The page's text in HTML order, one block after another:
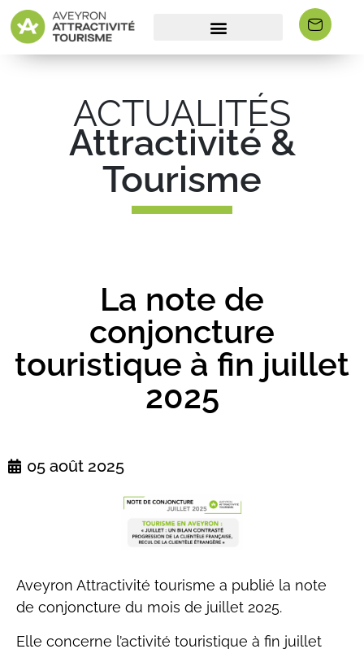
ACTUALITÉS
Attractivité &
Tourisme
La note de
conjoncture
touristique à fin juillet
2025
05 août 2025
Aveyron Attractivité tourisme a publié la note
de conjoncture du mois de juillet 2025.
Elle concerne l’activité touristique à fin juillet